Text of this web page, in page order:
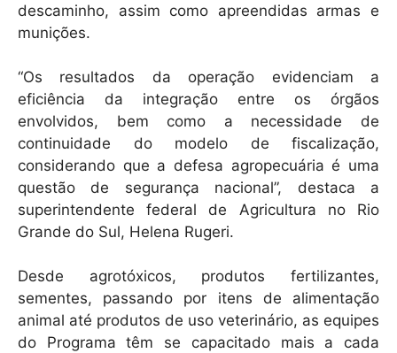
descaminho, assim como apreendidas armas e
munições.
“Os resultados da operação evidenciam a
eficiência da integração entre os órgãos
envolvidos, bem como a necessidade de
continuidade do modelo de fiscalização,
considerando que a defesa agropecuária é uma
questão de segurança nacional”, destaca a
superintendente federal de Agricultura no Rio
Grande do Sul, Helena Rugeri.
Desde agrotóxicos, produtos fertilizantes,
sementes, passando por itens de alimentação
animal até produtos de uso veterinário, as equipes
do Programa têm se capacitado mais a cada